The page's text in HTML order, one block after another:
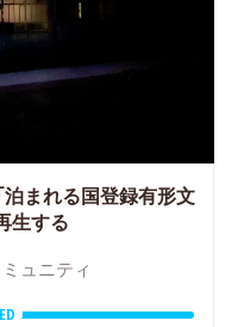
泊まれる国登録有形文
生する
ュニティ